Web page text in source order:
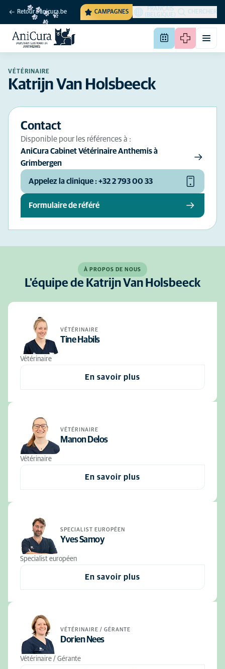
Retour à anicura.be CAMPAGNES
FRANÇAIS
(BELGIQUE)
CHERCHER
VÉTÉRINAIRE
Katrijn Van Holsbeeck
Contact
Disponible pour les références à :
AniCura Cabinet Vétérinaire Anthemis à
Grimbergen
Appelez la clinique : +32 2 793 00 33
Formulaire de référé
À PROPOS DE NOUS
L'équipe de Katrijn Van Holsbeeck
VÉTÉRINAIRE
Tine Habils
Vétérinaire
En savoir plus
VÉTÉRINAIRE
Manon Delos
Vétérinaire
En savoir plus
SPECIALIST EUROPÉEN
Yves Samoy
Specialist européen
En savoir plus
VÉTÉRINAIRE / GÉRANTE
Dorien Nees
Vétérinaire / Gérante